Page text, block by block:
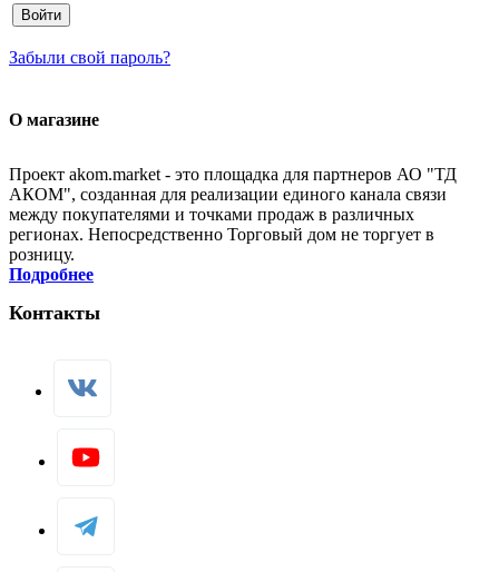
Забыли свой пароль?
О магазине
Проект akom.market - это площадка для партнеров АО "ТД
АКОМ", созданная для реализации единого канала связи
между покупателями и точками продаж в различных
регионах. Непосредственно Торговый дом не торгует в
розницу.
Подробнее